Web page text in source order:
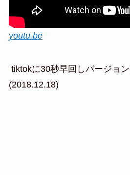
youtu.be
tiktokに30秒早回しバージョ
(2018.12.18)